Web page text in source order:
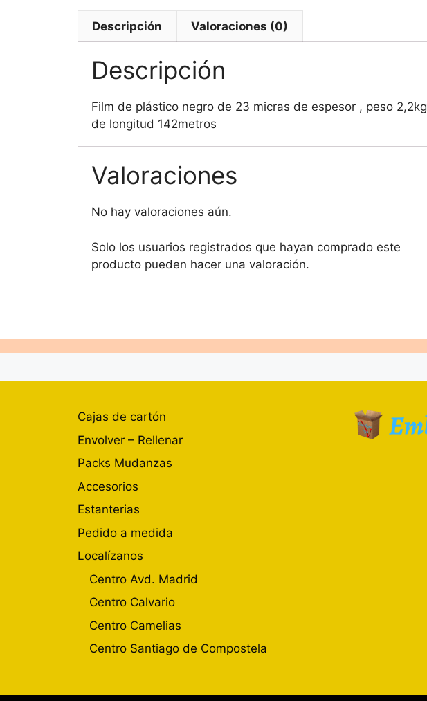
Descripción Valoraciones (0)
Descripción
Film de plástico negro de 23 micras de espesor , peso 2,2kg
de longitud 142metros
Valoraciones
No hay valoraciones aún.
Solo los usuarios registrados que hayan comprado este
producto pueden hacer una valoración.
Cajas de cartón
Envolver – Rellenar
Packs Mudanzas
Accesorios
Estanterias
Pedido a medida
Localízanos
Centro Avd. Madrid
Centro Calvario
Centro Camelias
Centro Santiago de Compostela